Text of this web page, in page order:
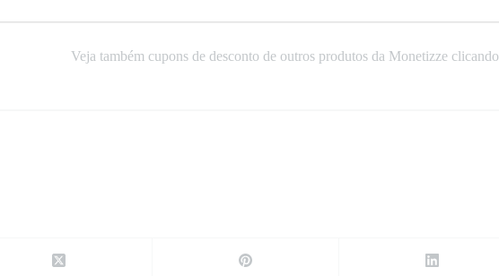
Veja também cupons de desconto de outros produtos da Monetizze clicando